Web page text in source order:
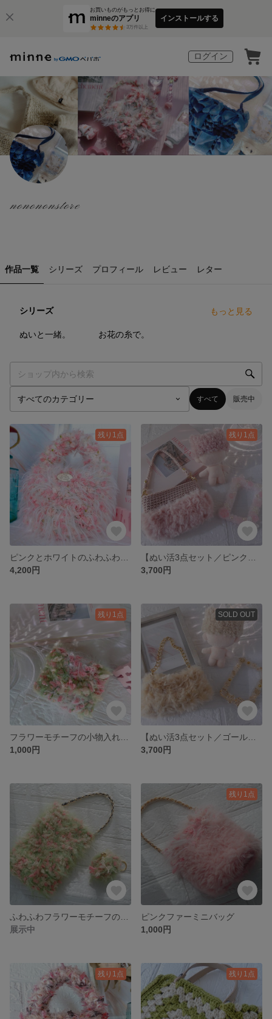
お買いものがもっとお得に
minneのアプリ
3万件以上
インストールする
ログイン
nonononstore
作品一覧 シリーズ プロフィール レビュー レター
シリーズ もっと見る
ぬいと一緒。 お花の糸で。
すべて 販売中
残り1点
4,200円
残り1点
3,700円
残り1点
1,000円
SOLD OUT
3,700円
展示中
残り1点
ピンクファーミニバッグ
1,000円
残り1点 残り1点